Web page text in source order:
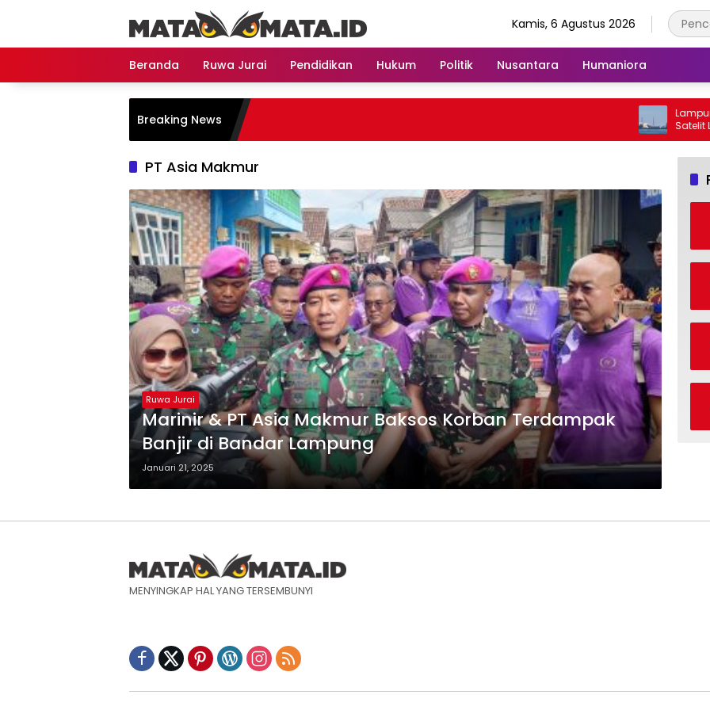
Kamis, 6 Agustus 2026
Beranda Ruwa Jurai Pendidikan Hukum Politik Nusantara Humaniora
Breaking News
Lampung
Satelit
Berbasis AI
PT Asia Makmur
Ruwa Jurai
Marinir & PT Asia Makmur Baksos Korban Terdampak
Banjir di Bandar Lampung
Januari 21, 2025
MENYINGKAP HAL YANG TERSEMBUNYI